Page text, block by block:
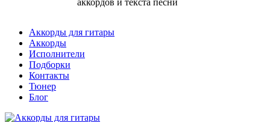
аккордов и текста песни
Аккорды для гитары
Аккорды
Исполнители
Подборки
Контакты
Тюнер
Блог